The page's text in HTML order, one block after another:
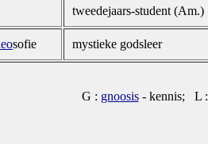
tweedejaars-student (Am.)
sofie mystieke godsleer
G : gnoosis- kennis; L :